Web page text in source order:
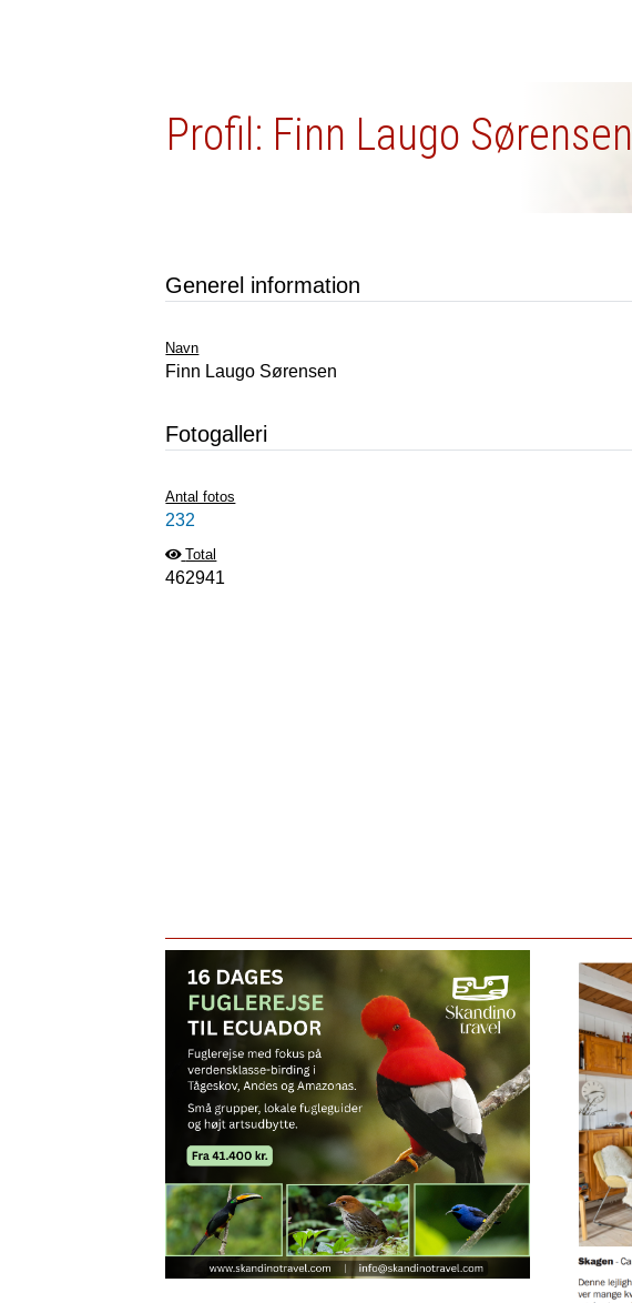
Profil: Finn Laugo Sørensen
Generel information
Navn
Finn Laugo Sørensen
Fotogalleri
Antal fotos
232
Total
462941